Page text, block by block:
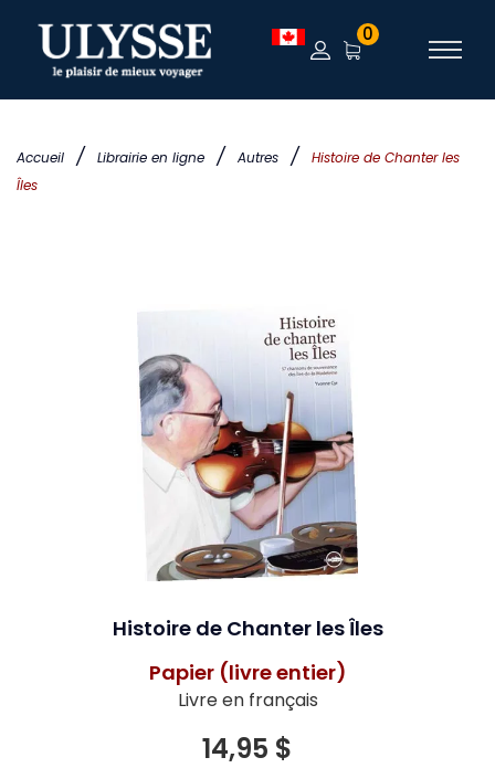
Accueil / Librairie en ligne / Autres /
Histoire de Chanter les
Îles
0
Histoire de Chanter les Îles
Papier (livre entier)
Livre en français
14,95 $